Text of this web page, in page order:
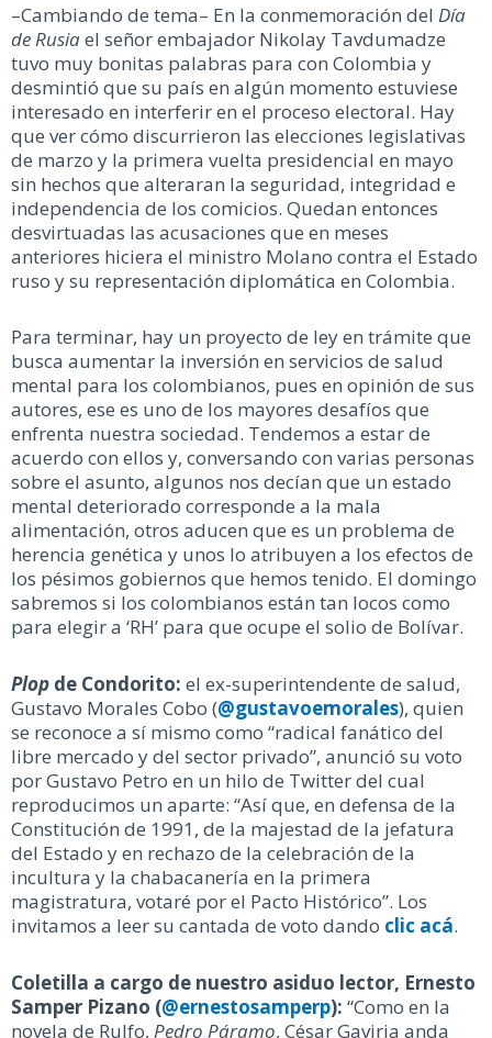
–Cambiando de tema– En la conmemoración del Día
de Rusiael señor embajador Nikolay Tavdumadze
tuvo muy bonitas palabras para con Colombia y
desmintió que su país en algún momento estuviese
interesado en interferir en el proceso electoral. Hay
que ver cómo discurrieron las elecciones legislativas
de marzo y la primera vuelta presidencial en mayo
sin hechos que alteraran la seguridad, integridad e
independencia de los comicios. Quedan entonces
desvirtuadas las acusaciones que en meses
anteriores hiciera el ministro Molano contra el Estado
ruso y su representación diplomática en Colombia.
Para terminar, hay un proyecto de ley en trámite que
busca aumentar la inversión en servicios de salud
mental para los colombianos, pues en opinión de sus
autores, ese es uno de los mayores desafíos que
enfrenta nuestra sociedad. Tendemos a estar de
acuerdo con ellos y, conversando con varias personas
sobre el asunto, algunos nos decían que un estado
mental deteriorado corresponde a la mala
alimentación, otros aducen que es un problema de
herencia genética y unos lo atribuyen a los efectos de
los pésimos gobiernos que hemos tenido. El domingo
sabremos si los colombianos están tan locos como
para elegir a ‘RH’ para que ocupe el solio de Bolívar.
Plop de Condorito: el ex-superintendente de salud,
Gustavo Morales Cobo (@gustavoemorales), quien
se reconoce a sí mismo como “radical fanático del
libre mercado y del sector privado”, anunció su voto
por Gustavo Petro en un hilo de Twitter del cual
reproducimos un aparte: “Así que, en defensa de la
Constitución de 1991, de la majestad de la jefatura
del Estado y en rechazo de la celebración de la
incultura y la chabacanería en la primera
magistratura, votaré por el Pacto Histórico”. Los
invitamos a leer su cantada de voto dando clic acá.
Coletilla a cargo de nuestro asiduo lector, Ernesto
Samper Pizano (@ernestosamperp): “Como en la
novela de Rulfo, Pedro Páramo, César Gaviria anda